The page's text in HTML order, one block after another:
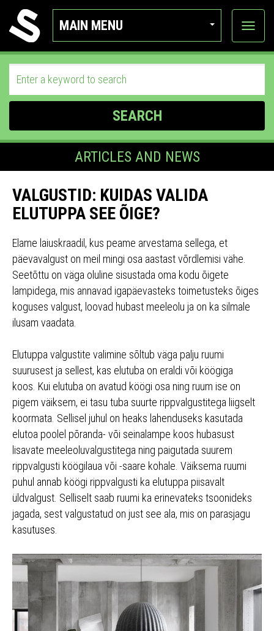
MAIN MENU
View
SEARCH
ARTICLES AND NEWS
VALGUSTID: KUIDAS VALIDA
ELUTUPPA SEE ÕIGE?
Elame laiuskraadil, kus peame arvestama sellega, et
päevavalgust on meil mingi osa aastast võrdlemisi vähe.
Seetõttu on väga oluline sisustada oma kodu õigete
lampidega, mis annavad igapäevasteks toimetusteks õiges
koguses valgust, loovad hubast meeleolu ja on ka silmale
ilusam vaadata.
Elutuppa valgustite valimine sõltub väga palju ruumi
suurusest ja sellest, kas elutuba on eraldi või köögiga
koos. Kui elutuba on avatud köögi osa ning ruum ise on
pigem väiksem, ei tasu tuba suurte rippvalgustitega liigselt
koormata. Sellisel juhul on heaks lahenduseks kasutada
elutoa poolel põranda- või seinalampe koos hubasust
lisavate meeleoluvalgustitega ning paigutada suurem
rippvalgusti köögilaua või -saare kohale. Väiksema ruumi
puhul annab köögi rippvalgusti ka elutuppa piisavalt
üldvalgust. Selliselt saab ruumi ka erinevateks tsoonideks
jagada, sest valgustatud on just see ala, mis on parasjagu
kasutuses.